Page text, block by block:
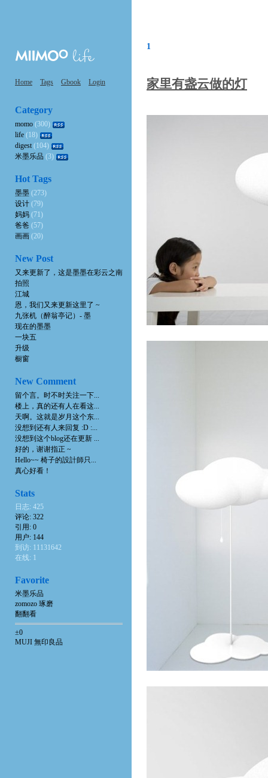
Home Tags Gbook Login
1
家里有盏云做的灯
Category
momo (300)
life (18)
digest(104)
米墨乐品 (3)
Hot Tags
墨墨 (273)
设计 (79)
妈妈 (71)
爸爸 (57)
画画 (20)
New Post
又来更新了，这是墨墨在彩云之南
拍照
江城
恩，我们又来更新这里了 ~
九张机（醉翁亭记）- 墨
现在的墨墨
一块五
升级
橱窗
New Comment
留个言。时不时关注一下...
楼上，真的还有人在看这...
天啊。这就是岁月这个东...
没想到还有人来回复 :D :...
没想到这个blog还在更新 ...
好的，谢谢指正 ~
Hello~~ 椅子的設計師只...
真心好看！
Stats
日志: 425
评论: 322
引用: 0
用户: 144
到访: 11131642
在线: 1
Favorite
米墨乐品
zomozo 琢磨
翻翻看
±0
MUJI 無印良品